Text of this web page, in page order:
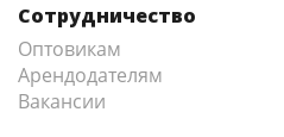
Сотрудничество
Оптовикам
Арендодателям
Вакансии